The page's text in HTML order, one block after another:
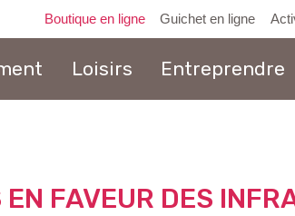
Boutique en ligne Guichet en ligne
Loisirs Entreprendre
FAVEUR DES